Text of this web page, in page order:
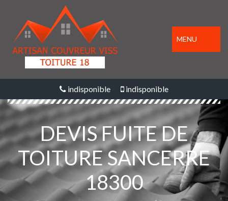
MENU
indisponible indisponible
DEVIS FUITE DE
TOITURE SANCERRE
18300